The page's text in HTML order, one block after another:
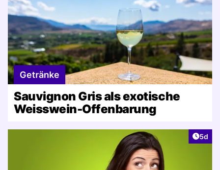
Getränke
Sauvignon Gris als exotische
Weisswein-Offenbarung
5d